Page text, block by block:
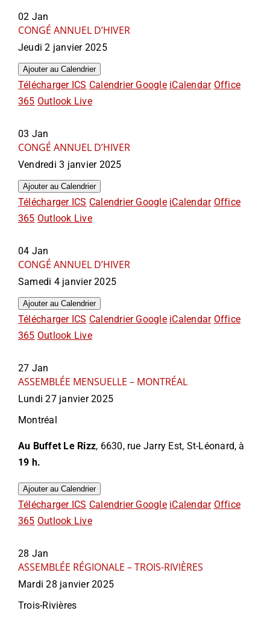
02 Jan
CONGÉ ANNUEL D’HIVER
Jeudi 2 janvier 2025
Ajouter au Calendrier
Télécharger ICS Calendrier Google iCalendar Office
365 Outlook Live
03 Jan
CONGÉ ANNUEL D’HIVER
Vendredi 3 janvier 2025
Ajouter au Calendrier
Télécharger ICS Calendrier Google iCalendar Office
365 Outlook Live
04 Jan
CONGÉ ANNUEL D’HIVER
Samedi 4 janvier 2025
Ajouter au Calendrier
Télécharger ICS Calendrier Google iCalendar Office
365 Outlook Live
27 Jan
ASSEMBLÉE MENSUELLE – MONTRÉAL
Lundi 27 janvier 2025
Montréal
Au Buffet Le Rizz, 6630, rue Jarry Est, St-Léonard, à
19 h.
Ajouter au Calendrier
Télécharger ICS Calendrier Google iCalendar Office
365 Outlook Live
28 Jan
ASSEMBLÉE RÉGIONALE – TROIS-RIVIÈRES
Mardi 28 janvier 2025
Trois-Rivières